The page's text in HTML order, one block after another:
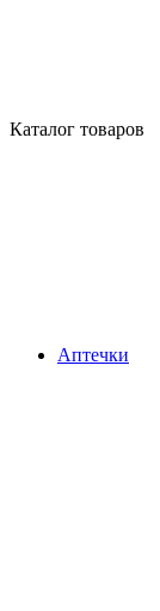
Каталог товаров
Аптечки